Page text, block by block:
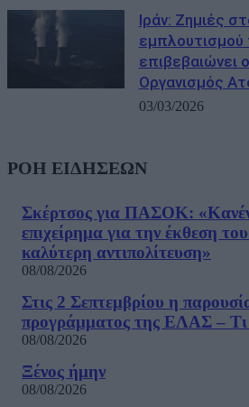
Ιράν: Ζημιές
εμπλουτισμού
επιβεβαιώνει
Οργανισμός
03/03/2026
ΡΟΗ ΕΙΔΗΣΕΩΝ
Σκέρτσος για ΠΑΣΟΚ:
επιχείρημα για την έκθεση
καλύτερη αντιπολίτευση»
08/08/2026
Στις 2 Σεπτεμβρίου η
προγράμματος της ΕΛΑΣ – Τι
08/08/2026
Ξένος ήμην
08/08/2026